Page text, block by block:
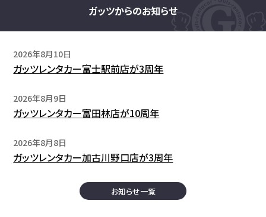
ガッツからのお知らせ
2026年8月10日
ガッツレンタカー富士駅前店が3周年
2026年8月9日
ガッツレンタカー富田林店が10周年
2026年8月8日
ガッツレンタカー加古川野口店が3周年
お知らせ一覧